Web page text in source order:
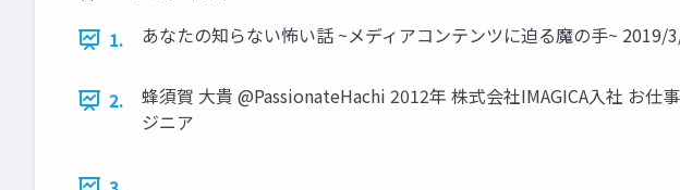
1.
あなたの知らない怖い話 ~メディアコンテンツに迫る魔の手~
2.
蜂須賀 大貴 @PassionateHachi 2012年 株式会社IMAGICA入社 お
ジニア